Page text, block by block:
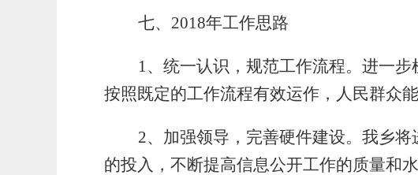
七、2018年工作思路
1、统一认识，规范工作流程。进一
按照既定的工作流程有效运作，人民群众能
2、加强领导，完善硬件建设。我乡
的投入，不断提高信息公开工作的质量和水